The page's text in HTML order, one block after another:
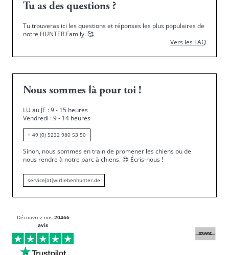
Tu as des questions ?
Tu trouveras ici les questions et réponses les plus populaires de
notre HUNTER Family.🥰
Vers les FAQ
Nous sommes là pour toi !
LU au JE : 9 - 15 heures
Vendredi : 9 - 14 heures
+ 49 (0) 5232 980 53 50
Sinon, nous sommes en train de promener les chiens ou de
nous rendre à notre parc à chiens. 😍 Écris-nous !
service[at]wirliebenhunter.de
Découvrez nos 20466
avis